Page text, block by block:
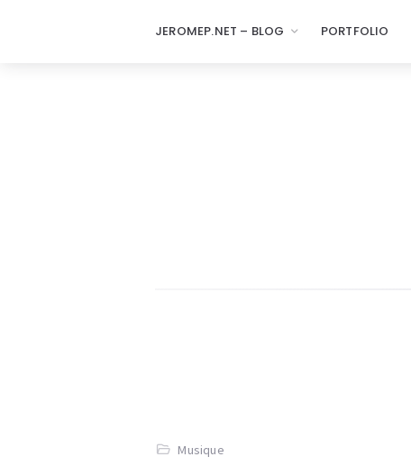
JEROMEP.NET – BLOG PORTFOLIO
Musique